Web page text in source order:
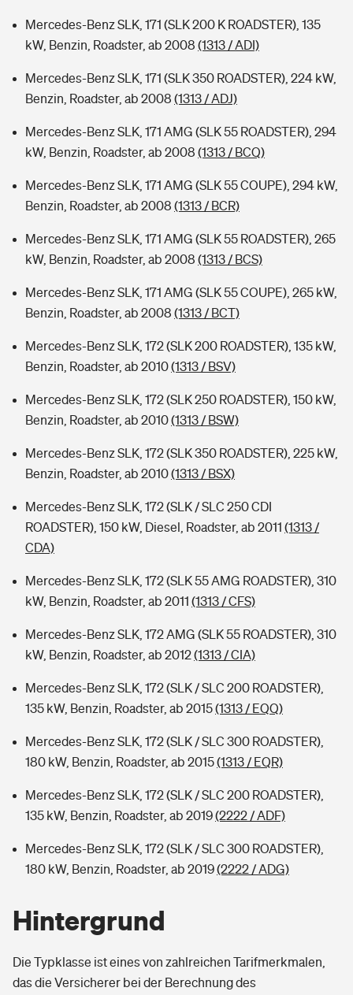
Mercedes-Benz SLK, 171 (SLK 200 K ROADSTER), 135
kW, Benzin, Roadster, ab 2008 (1313 / ADI)
Mercedes-Benz SLK, 171 (SLK 350 ROADSTER), 224 kW,
Benzin, Roadster, ab 2008 (1313 / ADJ)
Mercedes-Benz SLK, 171 AMG (SLK 55 ROADSTER), 294
kW, Benzin, Roadster, ab 2008 (1313 / BCQ)
Mercedes-Benz SLK, 171 AMG (SLK 55 COUPE), 294 kW,
Benzin, Roadster, ab 2008 (1313 / BCR)
Mercedes-Benz SLK, 171 AMG (SLK 55 ROADSTER), 265
kW, Benzin, Roadster, ab 2008 (1313 / BCS)
Mercedes-Benz SLK, 171 AMG (SLK 55 COUPE), 265 kW,
Benzin, Roadster, ab 2008 (1313 / BCT)
Mercedes-Benz SLK, 172 (SLK 200 ROADSTER), 135 kW,
Benzin, Roadster, ab 2010(1313 / BSV)
Mercedes-Benz SLK, 172 (SLK 250 ROADSTER), 150 kW,
Benzin, Roadster, ab 2010(1313 / BSW)
Mercedes-Benz SLK, 172 (SLK 350 ROADSTER), 225 kW,
Benzin, Roadster, ab 2010(1313 / BSX)
Mercedes-Benz SLK, 172 (SLK / SLC 250 CDI
ROADSTER), 150 kW, Diesel, Roadster, ab 2011 (1313 /
CDA)
Mercedes-Benz SLK, 172 (SLK 55 AMG ROADSTER), 310
kW, Benzin, Roadster, ab 2011 (1313 / CFS)
Mercedes-Benz SLK, 172 AMG (SLK 55 ROADSTER), 310
kW, Benzin, Roadster, ab 2012(1313 / CIA)
Mercedes-Benz SLK, 172 (SLK / SLC 200 ROADSTER),
135 kW, Benzin, Roadster, ab 2015(1313 / EQQ)
Mercedes-Benz SLK, 172 (SLK / SLC 300 ROADSTER),
180 kW, Benzin, Roadster, ab 2015(1313 / EQR)
Mercedes-Benz SLK, 172 (SLK / SLC 200 ROADSTER),
135 kW, Benzin, Roadster, ab 2019(2222 / ADF)
Mercedes-Benz SLK, 172 (SLK / SLC 300 ROADSTER),
180 kW, Benzin, Roadster, ab 2019(2222 / ADG)
Hintergrund
Die Typklasse ist eines von zahlreichen Tarifmerkmalen,
das die Versicherer bei der Berechnung des